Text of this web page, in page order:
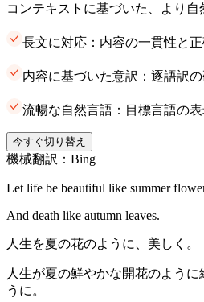
コンテキストに基づいた、より自
長文に対応：内容の一貫性と
内容に基づいた意訳：逐語訳
流暢な自然言語：目標言語の
今すぐ切り替え
機械翻訳：Bing
Let life be beautiful like summer
And death like autumn leaves.
人生を夏の花のように、美しく。
人生が夏の鮮やかな開花のよう
うに。